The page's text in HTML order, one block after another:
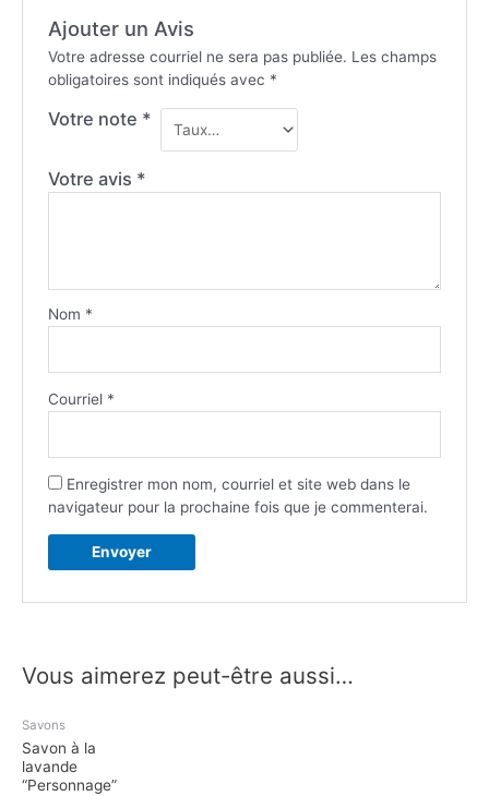
Ajouter un Avis
Votre adresse courriel ne sera pas publiée. Les champs
obligatoires sont indiqués avec *
Votre note *
Votre avis *
Nom *
Courriel *
Enregistrer mon nom, courriel et site web dans le
navigateur pour la prochaine fois que je commenterai.
Vous aimerez peut-être aussi…
Savons
Savon à la
lavande
“Personnage”